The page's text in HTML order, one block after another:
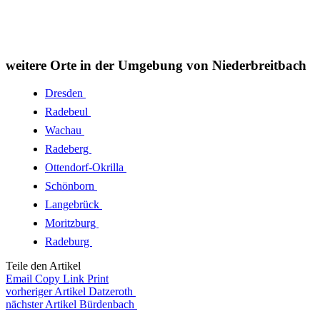
weitere Orte in der Umgebung von Niederbreitbach
Dresden
Radebeul
Wachau
Radeberg
Ottendorf-Okrilla
Schönborn
Langebrück
Moritzburg
Radeburg
Teile den Artikel
Email Copy Link Print
vorheriger Artikel Datzeroth
nächster Artikel Bürdenbach